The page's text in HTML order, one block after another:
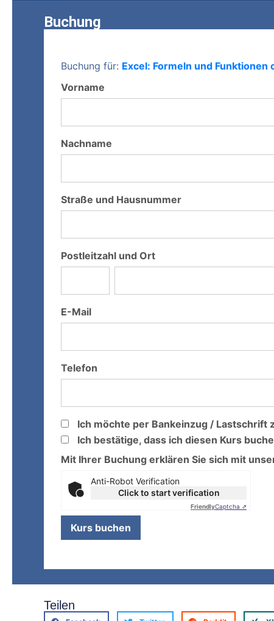
Buchung
Buchung für: Excel: Formeln und
Vorname
Nachname
Straße und Hausnummer
Postleitzahl und Ort
E-Mail
Telefon
Ich möchte per Bankeinzug / Lastschrift
Ich bestätige, dass ich diesen Kurs
Mit Ihrer Buchung erklären Sie sich mit
Anti-Robot Verification
Click to start verification
FriendlyCaptcha ⇗
Teilen